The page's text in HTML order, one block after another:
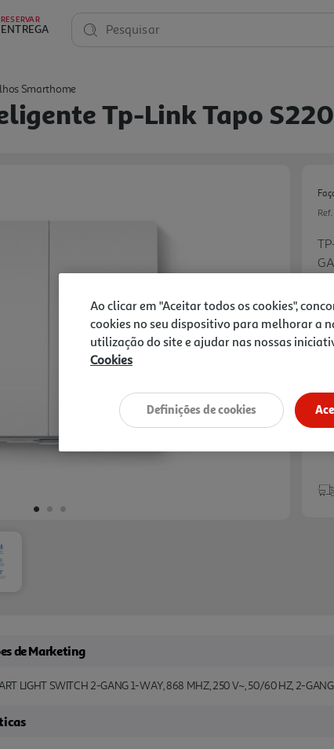
RESERVAR
ENTREGA Pesquisar
Smarthome
Tp-Link Tapo
Next
de Marketing
LIGHT SWITCH 2-GANG 1-WAY, 868 MHZ, 250 V~, 50/60 HZ, 2-GANG
Ao clicar em "Aceitar todos os cookies",
cookies no seu dispositivo para melhorar a
utilização do site e ajudar nas nossas
Cookies
Definições de cookies